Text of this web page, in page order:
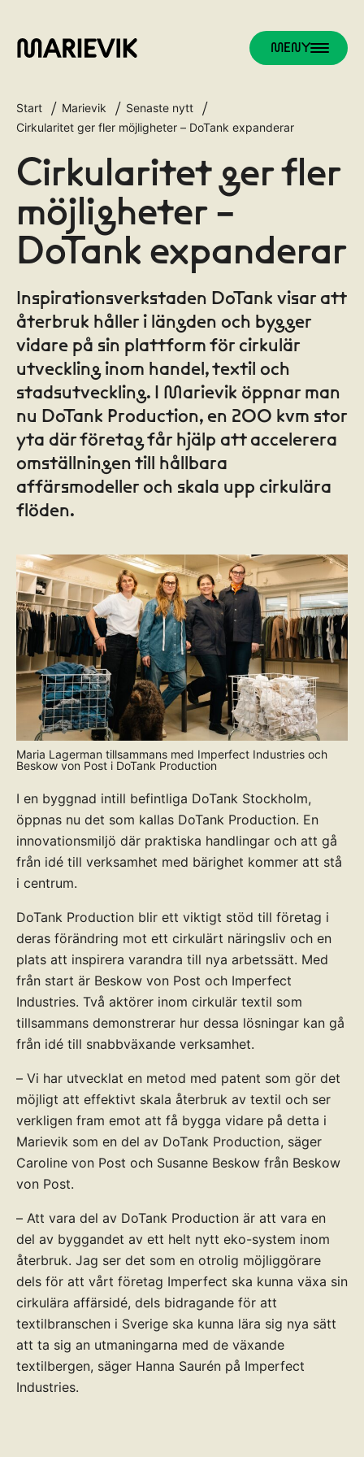
MENY
Start Marievik
Senaste nytt
Cirkularitet ger fler möjligheter – DoTank expanderar
Cirkularitet ger fler
möjligheter –
DoTank expanderar
Inspirationsverkstaden DoTank visar att
återbruk håller i längden och bygger
vidare på sin plattform för cirkulär
utveckling inom handel, textil och
stadsutveckling. I Marievik öppnar man
nu DoTank Production, en 200 kvm stor
yta där företag får hjälp att accelerera
omställningen till hållbara
affärsmodeller och skala upp cirkulära
flöden.
Maria Lagerman tillsammans med Imperfect Industries och
Beskow von Post i DoTank Production
I en byggnad intill befintliga DoTank Stockholm,
öppnas nu det som kallas DoTank Production. En
innovationsmiljö där praktiska handlingar och att gå
från idé till verksamhet med bärighet kommer att stå
i centrum.
DoTank Production blir ett viktigt stöd till företag i
deras förändring mot ett cirkulärt näringsliv och en
plats att inspirera varandra till nya arbetssätt. Med
från start är Beskow von Post och Imperfect
Industries. Två aktörer inom cirkulär textil som
tillsammans demonstrerar hur dessa lösningar kan gå
från idé till snabbväxande verksamhet.
– Vi har utvecklat en metod med patent som gör det
möjligt att effektivt skala återbruk av textil och ser
verkligen fram emot att få bygga vidare på detta i
Marievik som en del av DoTank Production, säger
Caroline von Post och Susanne Beskow från Beskow
von Post.
– Att vara del av DoTank Production är att vara en
del av byggandet av ett helt nytt eko-system inom
återbruk. Jag ser det som en otrolig möjliggörare
dels för att vårt företag Imperfect ska kunna växa sin
cirkulära affärsidé, dels bidragande för att
textilbranschen i Sverige ska kunna lära sig nya sätt
att ta sig an utmaningarna med de växande
textilbergen, säger Hanna Saurén på Imperfect
Industries.